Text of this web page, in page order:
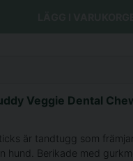
Veggie Dental
är tandtugg som
hund. Berikade med